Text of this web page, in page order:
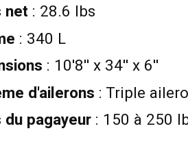
net : 28.6 lbs
: 340 L
: 10'8'' x 34'' x 6''
d'ailerons : Triple
du pagayeur: 150 à 250